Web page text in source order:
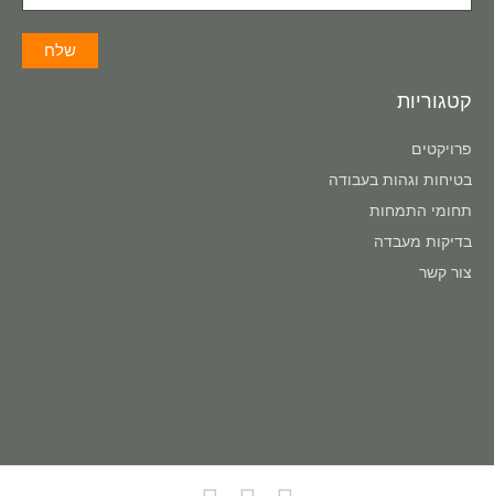
קטגוריות
פרויקטים
בטיחות וגהות בעבודה
תחומי התמחות
בדיקות מעבדה
צור קשר